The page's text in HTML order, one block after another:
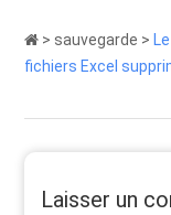
> sauvegarde >
fichiers Excel
Laisser un